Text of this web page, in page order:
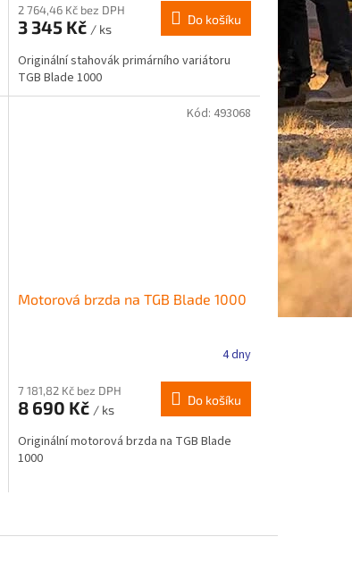
2 764,46 Kč bez DPH
3 345 Kč / ks
Do košíku
Originální stahovák primárního variátoru
TGB Blade 1000
Motorová brzda na TGB Blade 1000
4 dny
7 181,82 Kč bez DPH
8 690 Kč / ks
Do košíku
Originální motorová brzda na TGB Blade
1000
Kód: 493068